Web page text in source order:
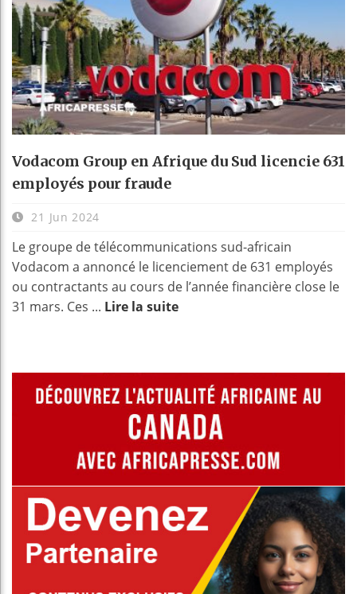
Vodacom Group en Afrique du Sud licencie 631
employés pour fraude
21 Jun 2024
Le groupe de télécommunications sud-africain
Vodacom a annoncé le licenciement de 631 employés
ou contractants au cours de l’année financière close le
31 mars. Ces ... Lire la suite